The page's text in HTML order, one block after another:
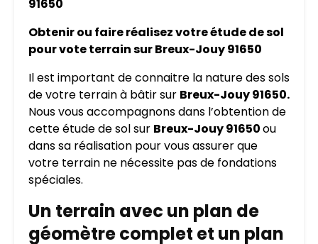
91650
Obtenir ou faire réalisez votre étude de sol
pour vote terrain sur Breux-Jouy 91650
Il est important de connaitre la nature des sols
de votre terrain à bâtir sur Breux-Jouy 91650.
Nous vous accompagnons dans l’obtention de
cette étude de sol sur Breux-Jouy 91650ou
dans sa réalisation pour vous assurer que
votre terrain ne nécessite pas de fondations
spéciales.
Un terrain avec un plan de
géomètre complet et un plan